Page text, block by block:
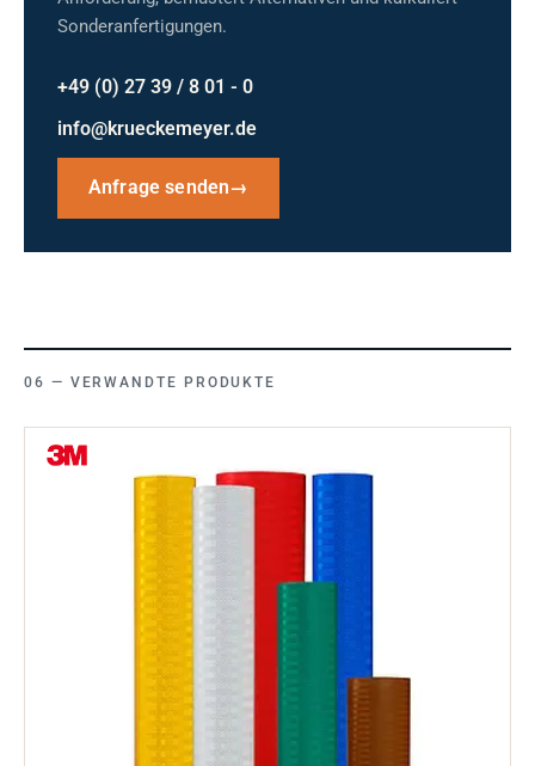
Sonderanfertigungen.
+49 (0) 27 39 / 8 01 - 0
info@krueckemeyer.de
Anfrage senden→
VERWANDTE PRODUKTE